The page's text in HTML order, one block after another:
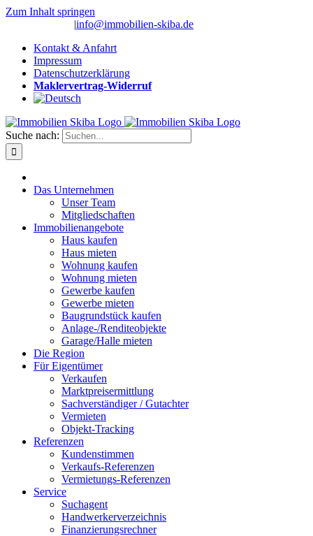
Zum Inhalt springen
|info@immobilien-skiba.de
Kontakt & Anfahrt
Impressum
Datenschutzerklärung
Maklervertrag-Widerruf
Suche nach:
Das Unternehmen
Unser Team
Mitgliedschaften
Immobilienangebote
Haus kaufen
Haus mieten
Wohnung kaufen
Wohnung mieten
Gewerbe kaufen
Gewerbe mieten
Baugrundstück kaufen
Anlage-/Renditeobjekte
Garage/Halle mieten
Die Region
Für Eigentümer
Verkaufen
Marktpreisermittlung
Sachverständiger / Gutachter
Vermieten
Objekt-Tracking
Referenzen
Kundenstimmen
Verkaufs-Referenzen
Vermietungs-Referenzen
Service
Suchagent
Handwerkerverzeichnis
Finanzierungsrechner